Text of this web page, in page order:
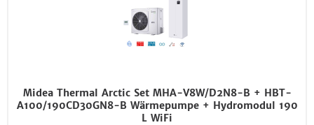
Midea Thermal Arctic Set MHA-V8W/D2N8-B + HBT-
A100/190CD30GN8-B Wärmepumpe + Hydromodul 190
L WiFi